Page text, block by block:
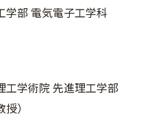
学部 電気電子工学科
工学術院 先進理工学部
）